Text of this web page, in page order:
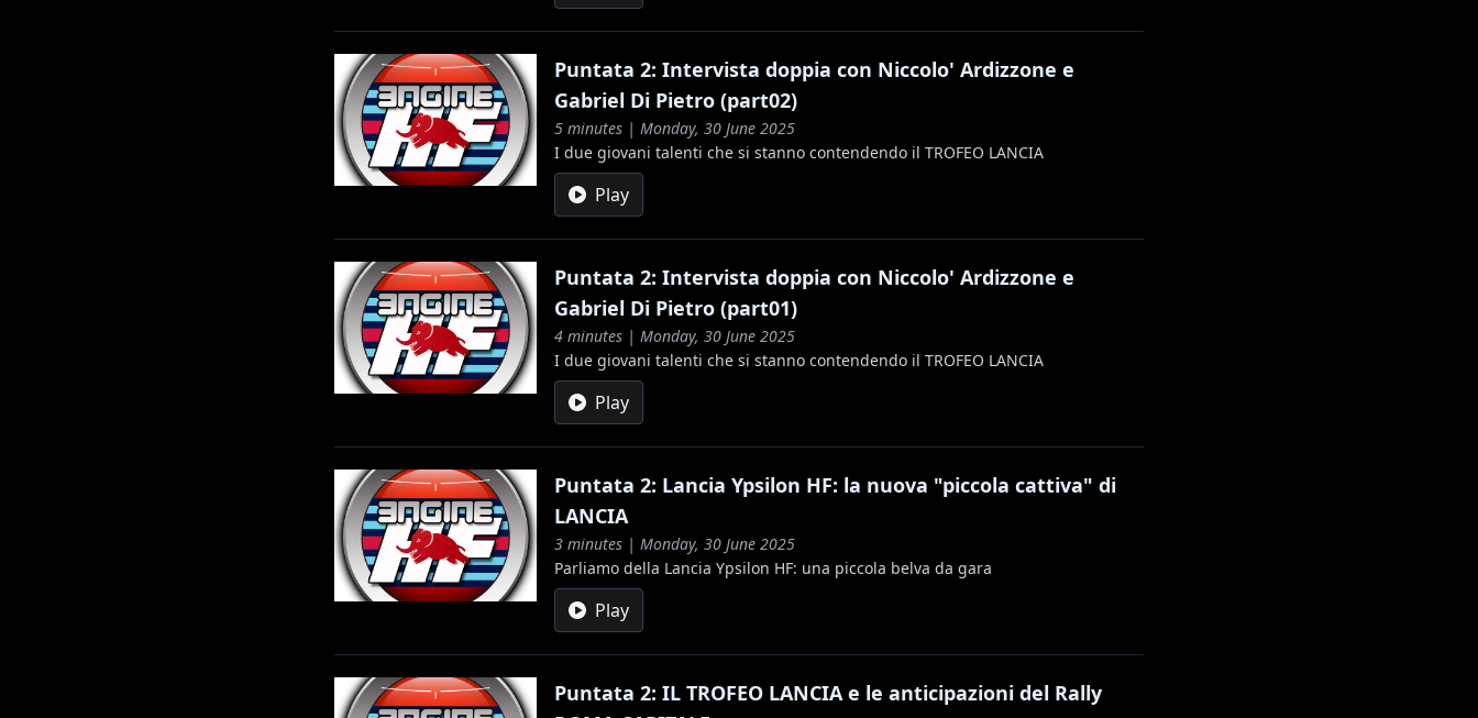
Puntata 2: Intervista doppia con Niccolo' Ardizzone e
Gabriel Di Pietro (part02)
5 minutes | Monday, 30 June 2025
I due giovani talenti che si stanno contendendo il TROFEO LANCIA
Play
Puntata 2: Intervista doppia con Niccolo' Ardizzone e
Gabriel Di Pietro (part01)
4 minutes | Monday, 30 June 2025
I due giovani talenti che si stanno contendendo il TROFEO LANCIA
Play
Puntata 2: Lancia Ypsilon HF: la nuova "piccola cattiva" di
LANCIA
3 minutes | Monday, 30 June 2025
Parliamo della Lancia Ypsilon HF: una piccola belva da gara
Play
Puntata 2: IL TROFEO LANCIA e le anticipazioni del Rally